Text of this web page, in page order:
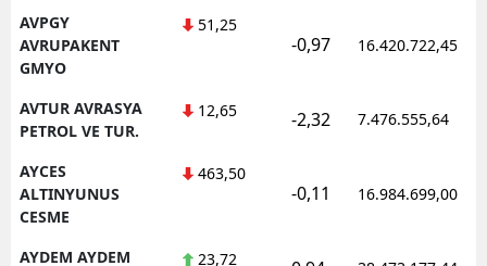
AVPGY
AVRUPAKENT
GMYO
51,25
-0,97 16.420.722,45
AVTUR AVRASYA
PETROL VE TUR.
12,65 -2,32 7.476.555,64
AYCES
ALTINYUNUS
CESME
463,50
-0,11 16.984.699,00
AYDEM AYDEM 23,72